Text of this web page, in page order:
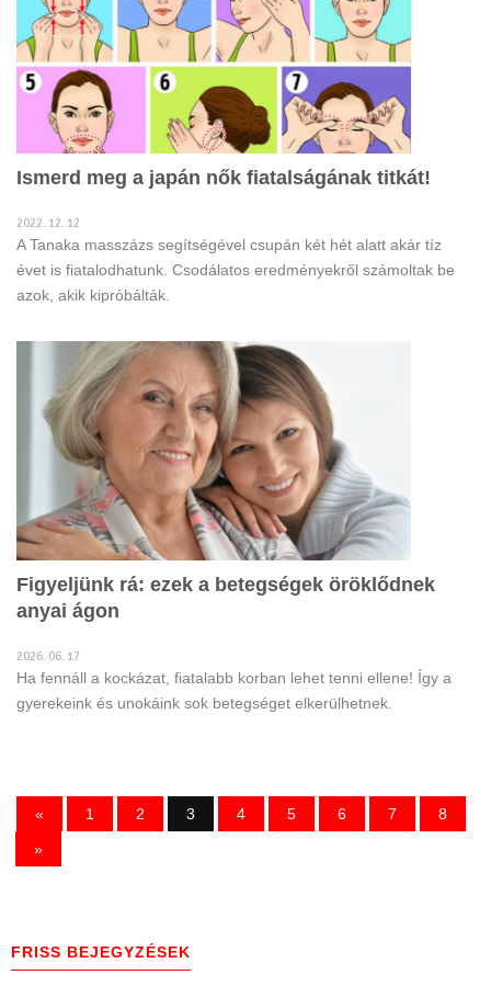
Ismerd meg a japán nők fiatalságának titkát!
2022. 12. 12
A Tanaka masszázs segítségével csupán két hét alatt akár tíz
évet is fiatalodhatunk. Csodálatos eredményekről számoltak be
azok, akik kipróbálták.
Figyeljünk rá: ezek a betegségek öröklődnek
anyai ágon
2026. 06. 17
Ha fennáll a kockázat, fiatalabb korban lehet tenni ellene! Így a
gyerekeink és unokáink sok betegséget elkerülhetnek.
« 1 2 3 4 5 6 7
8
»
FRISS BEJEGYZÉSEK